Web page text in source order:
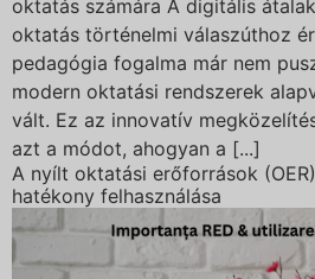
oktatás számára A digitális
oktatás történelmi válaszúthoz
pedagógia fogalma már nem
modern oktatási rendszerek
vált. Ez az innovatív
azt a módot, ahogyan a [...]
A nyílt oktatási erőforrások
hatékony felhasználása